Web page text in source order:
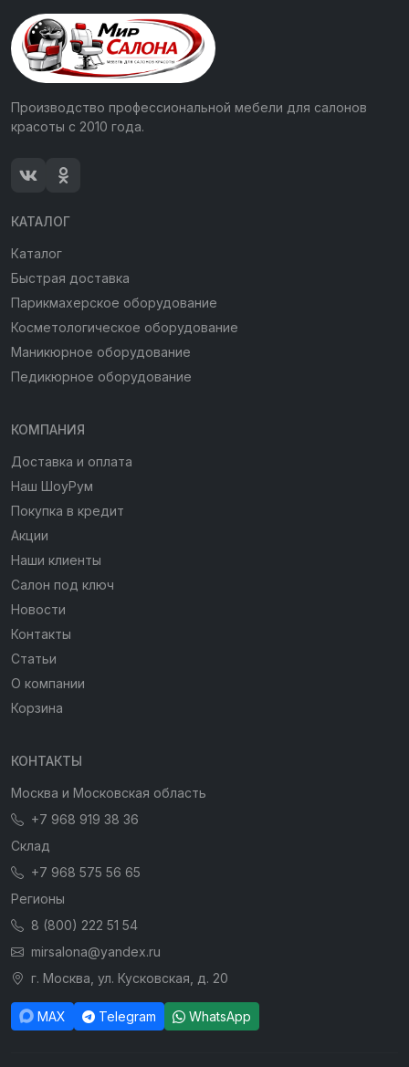
Производство профессиональной мебели для салонов
красоты с 2010 года.
КАТАЛОГ
Каталог
Быстрая доставка
Парикмахерское оборудование
Косметологическое оборудование
Маникюрное оборудование
Педикюрное оборудование
КОМПАНИЯ
Доставка и оплата
Наш ШоуРум
Покупка в кредит
Акции
Наши клиенты
Салон под ключ
Новости
Контакты
Статьи
О компании
Корзина
КОНТАКТЫ
Москва и Московская область
+7 968 919 38 36
Склад
+7 968 575 56 65
Регионы
8 (800) 222 51 54
mirsalona@yandex.ru
г. Москва, ул. Кусковская, д. 20
MAX Telegram WhatsApp